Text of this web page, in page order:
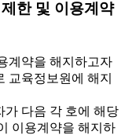
한 및 이용계약
계약을 해지하고자
교육정보원에 해지
다음 각 호에 해당
이용계약을 해지하